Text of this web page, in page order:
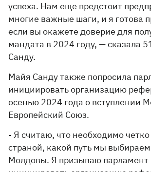
успеха. Нам еще предстоит
многие важные шаги, и я готова
если вы окажете доверие для
мандата в 2024 году, — сказала
Санду.
Майя Санду также попросила
инициировать организацию
осенью 2024 года о вступлении
Европейский Союз.
- Я считаю, что необходимо четко
страной, какой путь мы
Молдовы. Я призываю парламент